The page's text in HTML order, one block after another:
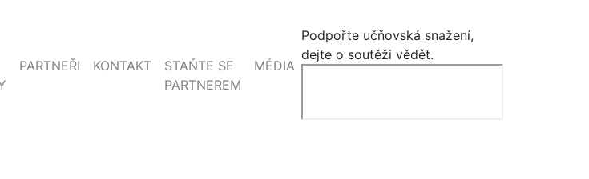
PARTNEŘI KONTAKT
STAŇTE SE
PARTNEREM
MÉDIA
Podpořte učňovská snažení,
dejte o soutěži vědět.